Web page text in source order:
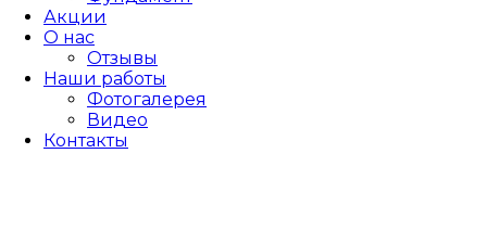
Акции
О нас
Отзывы
Наши работы
Фотогалерея
Видео
Контакты